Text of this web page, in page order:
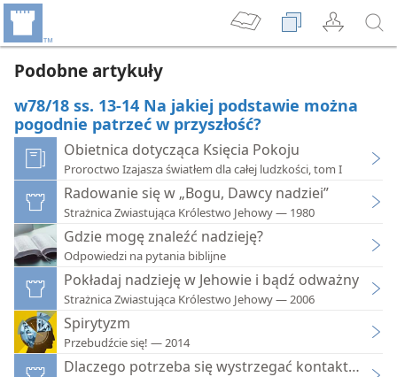
Podobne artykuły
w78/18 ss. 13-14 Na jakiej podstawie można
pogodnie patrzeć w przyszłość?
Obietnica dotycząca Księcia Pokoju
Proroctwo Izajasza światłem dla całej ludzkości, tom I
Radowanie się w „Bogu, Dawcy nadziei”
Strażnica Zwiastująca Królestwo Jehowy — 1980
Gdzie mogę znaleźć nadzieję?
Odpowiedzi na pytania biblijne
Pokładaj nadzieję w Jehowie i bądź odważny
Strażnica Zwiastująca Królestwo Jehowy — 2006
Spirytyzm
Przebudźcie się! — 2014
Dlaczego potrzeba się wystrzegać kontaktów